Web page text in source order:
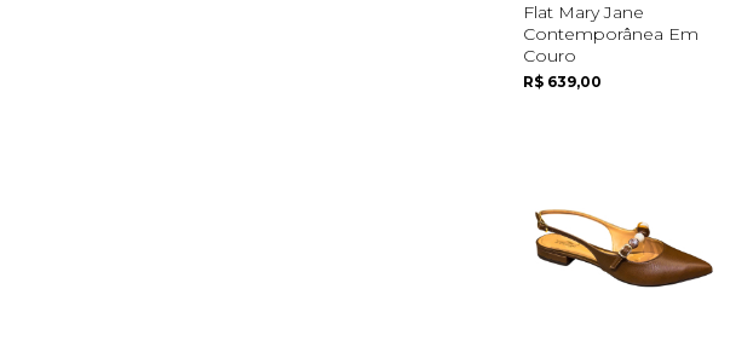
Flat Mary Jane
Contemporânea Em
Couro
R$ 639,00